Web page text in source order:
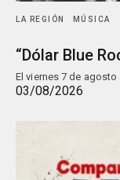
LA REGIÓN MÚSICA
“Dólar Blue
El viernes 7 de agosto
03/08/2026